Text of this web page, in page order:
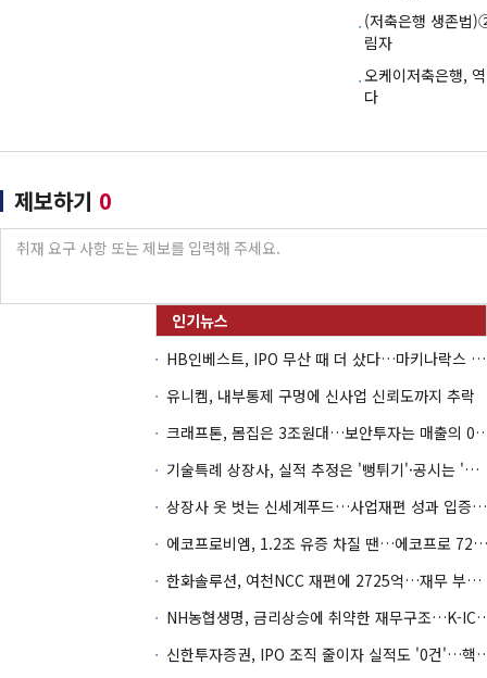
(저축은행 생존법
림자
오케이저축은행,
다
제보하기 0
HB인베스트, IPO 무산 때 더 샀다…마키나락스 투자 2.7배 회수
유니켐, 내부통제 구멍에 신사업 신뢰도까지 추락
크래프톤, 몸집은 3조원대…
기술특례 상장사, 실적 추정은 '뻥튀기'·공시는 '누락'
상장사 옷 벗는 신세계푸드…사업재편 성과 입증할까
에코프로비엠, 1.2조 유증 차질 땐…에코프로 7270억 '독박'
한화솔루션, 여천NCC 재편에 2725억…재무 부담 커지나
NH농협생명, 금리상승에 취
신한투자증권, IPO 조직 줄